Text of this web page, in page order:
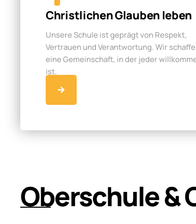
Christlichen Glauben leben
Unsere Schule ist geprägt von Respekt,
Vertrauen und Verantwortung. Wir
eine Gemeinschaft, in der jeder
ist.
Oberschule &